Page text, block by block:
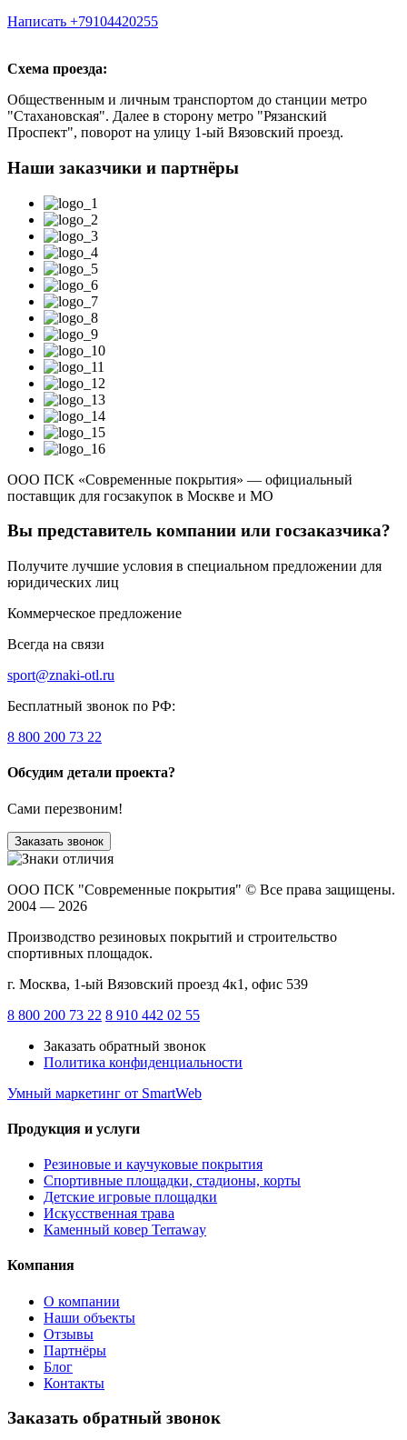
Написать +79104420255
Схема проезда:
Общественным и личным транспортом до станции метро
"Стахановская". Далее в сторону метро "Рязанский
Проспект", поворот на улицу 1-ый Вязовский проезд.
Наши заказчики и партнёры
ООО ПСК «Современные покрытия» — официальный
поставщик для госзакупок в Москве и МО
Вы представитель компании или госзаказчика?
Получите лучшие условия в специальном предложении для
юридических лиц
Коммерческое предложение
Всегда на связи
sport@znaki-otl.ru
Бесплатный звонок по РФ:
8 800 200 73 22
Обсудим детали проекта?
Сами перезвоним!
Заказать звонок
ООО ПСК "Современные покрытия" © Все права защищены.
2004 — 2026
Производство резиновых покрытий и строительство
спортивных площадок.
г. Москва, 1-ый Вязовский проезд 4к1, офис 539
8 800 200 73 22 8 910 442 02 55
Заказать обратный звонок
Политика конфиденциальности
Умный маркетинг от SmartWeb
Продукция и услуги
Резиновые и каучуковые покрытия
Спортивные площадки, стадионы, корты
Детские игровые площадки
Искусственная трава
Каменный ковер Terraway
Компания
О компании
Наши объекты
Отзывы
Партнёры
Блог
Контакты
Заказать обратный звонок